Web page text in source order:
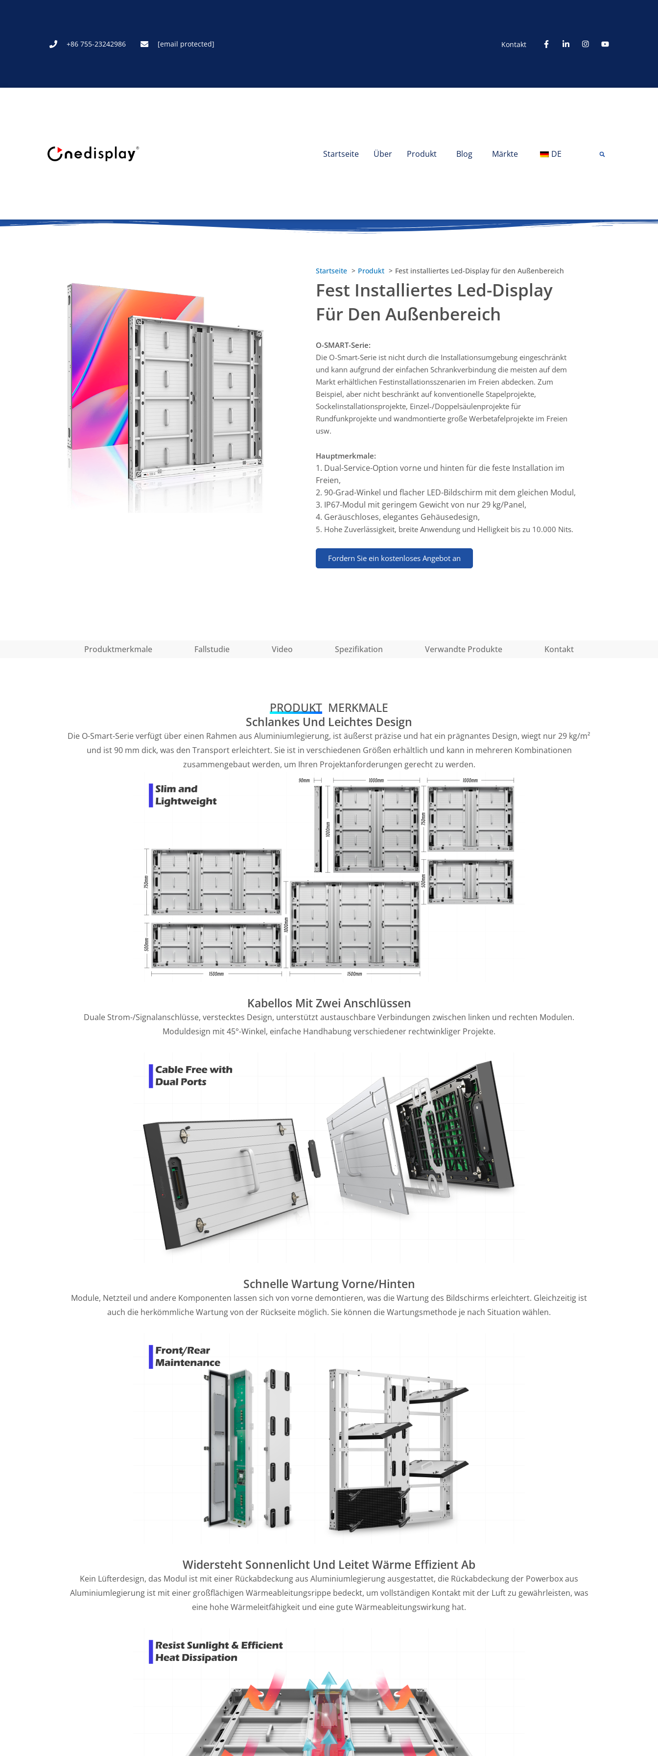
+86 755-23242986 [email protected] Kontakt
Startseite Über Produkt Blog Märkte DE
Startseite Produkt Fest installiertes Led-Display für den Außenbereich
Fest Installiertes Led-Display
Für Den Außenbereich
O-SMART-Serie:
Die O-Smart-Serie ist nicht durch die Installationsumgebung eingeschränkt
und kann aufgrund der einfachen Schrankverbindung die meisten auf dem
Markt erhältlichen Festinstallationsszenarien im Freien abdecken. Zum
Beispiel, aber nicht beschränkt auf konventionelle Stapelprojekte,
Sockelinstallationsprojekte, Einzel-/Doppelsäulenprojekte für
Rundfunkprojekte und wandmontierte große Werbetafelprojekte im Freien
usw.
Hauptmerkmale:
1. Dual-Service-Option vorne und hinten für die feste Installation im
Freien,
2. 90-Grad-Winkel und flacher LED-Bildschirm mit dem gleichen Modul,
3. IP67-Modul mit geringem Gewicht von nur 29 kg/Panel,
4. Geräuschloses, elegantes Gehäusedesign,
5. Hohe Zuverlässigkeit, breite Anwendung und Helligkeit bis zu 10.000 Nits.
Fordern Sie ein kostenloses Angebot an
Produktmerkmale Fallstudie Video Spezifikation Verwandte Produkte Kontakt
PRODUKT MERKMALE
Schlankes Und Leichtes Design
Die O-Smart-Serie verfügt über einen Rahmen aus Aluminiumlegierung, ist äußerst präzise und hat ein prägnantes Design, wiegt nur 29 kg/m²
und ist 90 mm dick, was den Transport erleichtert. Sie ist in verschiedenen Größen erhältlich und kann in mehreren Kombinationen
zusammengebaut werden, um Ihren Projektanforderungen gerecht zu werden.
Kabellos Mit Zwei Anschlüssen
Duale Strom-/Signalanschlüsse, verstecktes Design, unterstützt austauschbare Verbindungen zwischen linken und rechten Modulen.
Moduldesign mit 45°-Winkel, einfache Handhabung verschiedener rechtwinkliger Projekte.
Schnelle Wartung Vorne/hinten
Module, Netzteil und andere Komponenten lassen sich von vorne demontieren, was die Wartung des Bildschirms erleichtert. Gleichzeitig ist
auch die herkömmliche Wartung von der Rückseite möglich. Sie können die Wartungsmethode je nach Situation wählen.
Widersteht Sonnenlicht Und Leitet Wärme Effizient Ab
Kein Lüfterdesign, das Modul ist mit einer Rückabdeckung aus Aluminiumlegierung ausgestattet, die Rückabdeckung der Powerbox aus
Aluminiumlegierung ist mit einer großflächigen Wärmeableitungsrippe bedeckt, um vollständigen Kontakt mit der Luft zu gewährleisten, was
eine hohe Wärmeleitfähigkeit und eine gute Wärmeableitungswirkung hat.